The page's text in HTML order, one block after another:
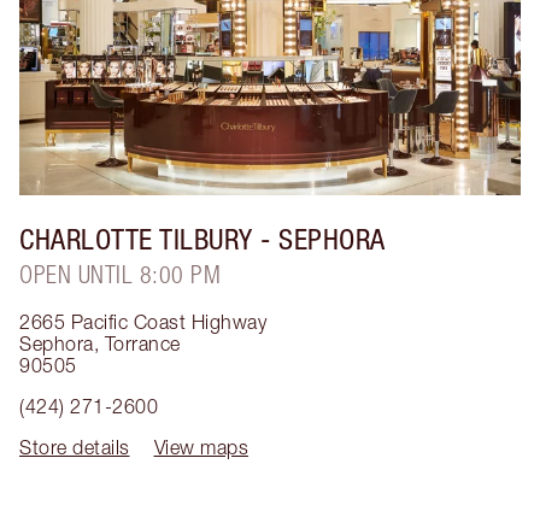
CHARLOTTE TILBURY - SEPHORA
OPEN UNTIL 8:00 PM
2665 Pacific Coast Highway
Sephora, Torrance
90505
(424) 271-2600
Store details
View maps